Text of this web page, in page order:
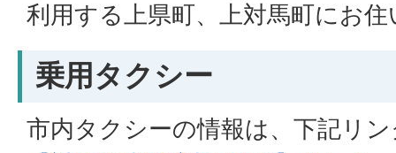
利用する上県町、上対馬町にお
乗用タクシー
市内タクシーの情報は、下記リ